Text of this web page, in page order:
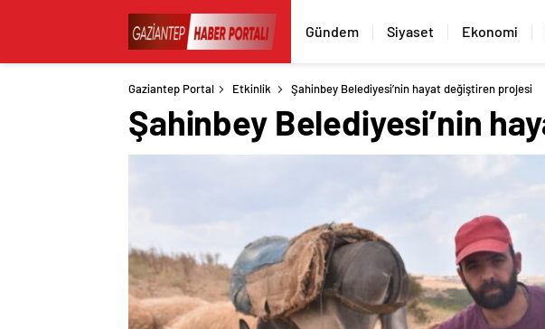
Gündem Siyaset Ekonomi
Gaziantep Portal Etkinlik Şahinbey Belediyesi’nin hayat değiştiren projesi
Şahinbey Belediyesi’nin